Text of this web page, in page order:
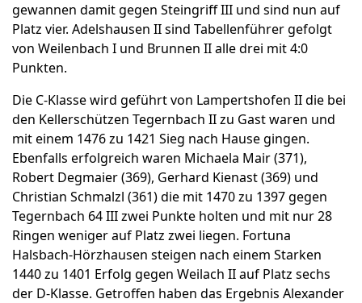
gewannen damit gegen Steingriff III und sind nun auf
Platz vier. Adelshausen II sind Tabellenführer gefolgt
von Weilenbach I und Brunnen II alle drei mit 4:0
Punkten.
Die C-Klasse wird geführt von Lampertshofen II die bei
den Kellerschützen Tegernbach II zu Gast waren und
mit einem 1476 zu 1421 Sieg nach Hause gingen.
Ebenfalls erfolgreich waren Michaela Mair (371),
Robert Degmaier (369), Gerhard Kienast (369) und
Christian Schmalzl (361) die mit 1470 zu 1397 gegen
Tegernbach 64 III zwei Punkte holten und mit nur 28
Ringen weniger auf Platz zwei liegen. Fortuna
Halsbach-Hörzhausen steigen nach einem Starken
1440 zu 1401 Erfolg gegen Weilach II auf Platz sechs
der D-Klasse. Getroffen haben das Ergebnis Alexander